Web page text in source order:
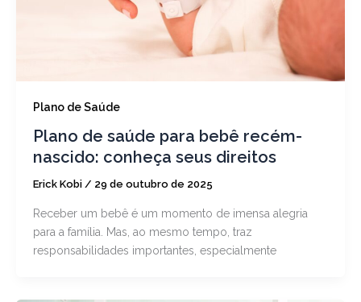
Plano de Saúde
Plano de saúde para bebê recém-
nascido: conheça seus direitos
Erick Kobi / 29 de outubro de 2025
Receber um bebê é um momento de imensa alegria
para a família. Mas, ao mesmo tempo, traz
responsabilidades importantes, especialmente